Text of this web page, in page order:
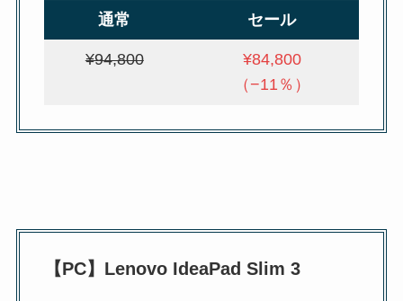
通常 セール
¥94,800
¥84,800
（−11％）
【PC】Lenovo IdeaPad Slim 3